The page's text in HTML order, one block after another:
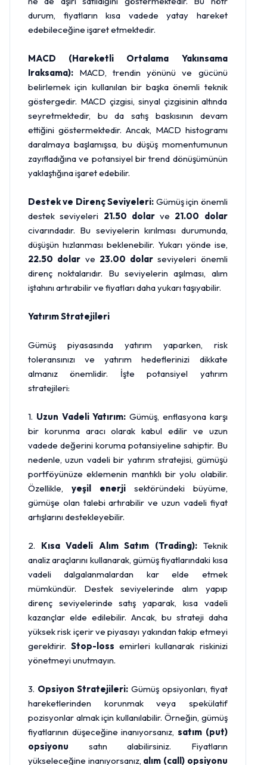
durum, fiyatların kısa vadede yatay hareket
edebileceğine işaret etmektedir.
MACD (Hareketli Ortalama Yakınsama
Iraksama): MACD, trendin yönünü ve gücünü
belirlemek için kullanılan bir başka önemli teknik
göstergedir. MACD çizgisi, sinyal çizgisinin altında
seyretmektedir, bu da satış baskısının devam
ettiğini göstermektedir. Ancak, MACD histogramı
daralmaya başlamışsa, bu düşüş momentumunun
zayıfladığına ve potansiyel bir trend dönüşümünün
yaklaştığına işaret edebilir.
Destek ve Direnç Seviyeleri: Gümüş için önemli
destek seviyeleri 21.50 dolarve 21.00 dolar
civarındadır. Bu seviyelerin kırılması durumunda,
düşüşün hızlanması beklenebilir. Yukarı yönde ise,
22.50 dolar ve 23.00 dolar seviyeleri önemli
direnç noktalarıdır. Bu seviyelerin aşılması, alım
iştahını artırabilir ve fiyatları daha yukarı taşıyabilir.
Yatırım Stratejileri
Gümüş piyasasında yatırım yaparken, risk
toleransınızı ve yatırım hedeflerinizi dikkate
almanız önemlidir. İşte potansiyel yatırım
stratejileri:
1. Uzun Vadeli Yatırım: Gümüş, enflasyona karşı
bir korunma aracı olarak kabul edilir ve uzun
vadede değerini koruma potansiyeline sahiptir. Bu
nedenle, uzun vadeli bir yatırım stratejisi, gümüşü
portföyünüze eklemenin mantıklı bir yolu olabilir.
Özellikle, yeşil enerjisektöründeki büyüme,
gümüşe olan talebi artırabilir ve uzun vadeli fiyat
artışlarını destekleyebilir.
2. Kısa Vadeli Alım Satım (Trading):Teknik
analiz araçlarını kullanarak, gümüş fiyatlarındaki kısa
vadeli dalgalanmalardan kar elde etmek
mümkündür. Destek seviyelerinde alım yapıp
direnç seviyelerinde satış yaparak, kısa vadeli
kazançlar elde edilebilir. Ancak, bu strateji daha
yüksek risk içerir ve piyasayı yakından takip etmeyi
gerektirir.Stop-loss emirleri kullanarak riskinizi
yönetmeyi unutmayın.
3. Opsiyon Stratejileri: Gümüş opsiyonları, fiyat
hareketlerinden korunmak veya spekülatif
pozisyonlar almak için kullanılabilir. Örneğin, gümüş
fiyatlarının düşeceğine inanıyorsanız, satım (put)
opsiyonu satın alabilirsiniz. Fiyatların
yükseleceğine inanıyorsanız, alım (call) opsiyonu